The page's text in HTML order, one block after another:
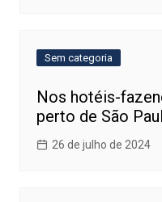
Sem categoria
Nos hotéis-
perto de São
26 de julho de 2024